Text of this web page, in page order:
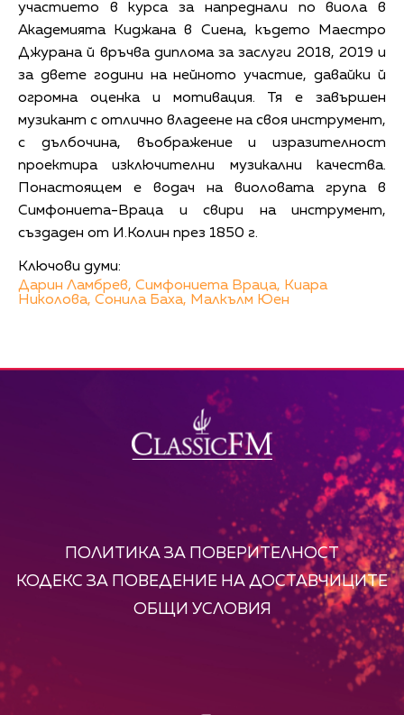
участието в курса за напреднали по виола в
Академията Киджана в Сиена, където Маестро
Джурана й връчва диплома за заслуги 2018, 2019 и
за двете години на нейното участие, давайки й
огромна оценка и мотивация. Тя е завършен
музикант с отлично владеене на своя инструмент,
с дълбочина, въображение и изразителност
проектира изключителни музикални качества.
Понастоящем е водач на виоловата група в
Симфониета-Враца и свири на инструмент,
създаден от И.Колин през 1850 г.
Ключови думи:
Дарин Ламбрев, Симфониета Враца, Киара
Николова, Сонила Баха, Малкълм Юен
ПОЛИТИКА ЗА ПОВЕРИТЕЛНОСТ
КОДЕКС ЗА ПОВЕДЕНИЕ НА ДОСТАВЧИЦИТЕ
ОБЩИ УСЛОВИЯ